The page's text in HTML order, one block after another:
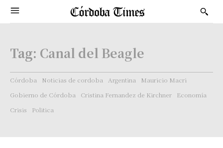
Tag: Canal del Beagle
Córdoba Noticias de cordoba Argentina
Mauricio Macri
Gobierno de Córdoba
Cristina Fernandez de Kirchner
Economía
Crisis
Politica